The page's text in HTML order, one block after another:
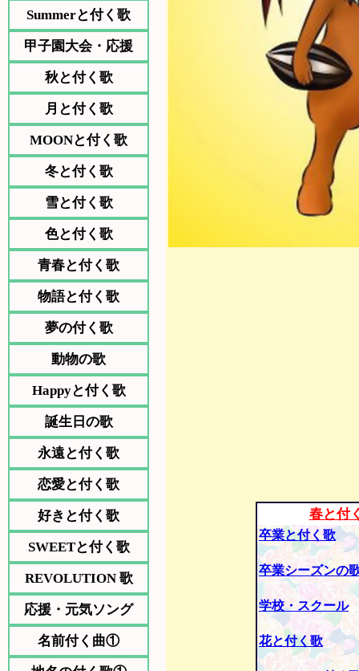
Summerと付く歌
甲子園大会・応援
秋と付く歌
月と付く歌
MOONと付く歌
冬と付く歌
雪と付く歌
色と付く歌
青春と付く歌
物語と付く歌
夢の付く歌
動物の歌
Happyと付く歌
誕生日の歌
永遠と付く歌
恋愛と付く歌
好きと付く歌
SWEETと付く歌
REVOLUTION 歌
応援・元気ソング
名前付く曲①
春と付
卒業と付く歌
卒業シーズンの
学校・スクール
花と付く歌